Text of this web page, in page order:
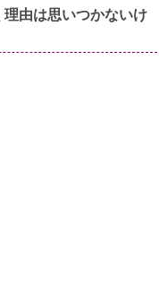
由は思いつかないけ